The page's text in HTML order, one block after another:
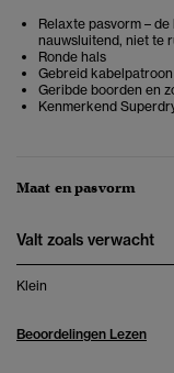
Relaxte pasvorm –
nauwsluitend, niet te
Ronde hals
Gebreid kabelpatroon
Geribde boorden en
Kenmerkend
Maat en pasvorm
Valt zoals verwacht
Klein
Beoordelingen Lezen